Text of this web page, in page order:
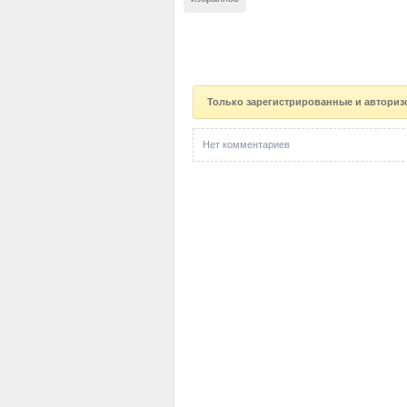
Только зарегистрированные и
Нет комментариев